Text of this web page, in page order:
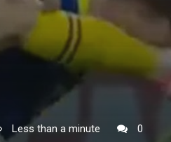
Less than a minute 0